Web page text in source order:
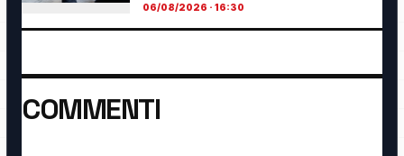
06/08/2026 · 16:30
COMMENTI